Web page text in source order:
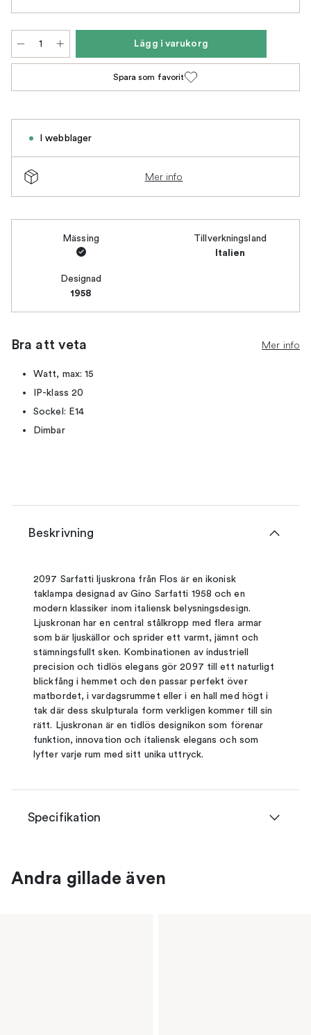
Lägg i varukorg
Spara som favorit
I webblager
Mer info
Mässing Tillverkningsland
Italien
Designad
1958
Bra att veta Mer info
Watt, max: 15
IP-klass 20
Sockel: E14
Dimbar
Beskrivning
2097 Sarfatti ljuskrona från Flos är en ikonisk
taklampa designad av Gino Sarfatti 1958 och en
modern klassiker inom italiensk belysningsdesign.
Ljuskronan har en central stålkropp med flera armar
som bär ljuskällor och sprider ett varmt, jämnt och
stämningsfullt sken. Kombinationen av industriell
precision och tidlös elegans gör 2097 till ett naturligt
blickfång i hemmet och den passar perfekt över
matbordet, i vardagsrummet eller i en hall med högt i
tak där dess skulpturala form verkligen kommer till sin
rätt. Ljuskronan är en tidlös designikon som förenar
funktion, innovation och italiensk elegans och som
lyfter varje rum med sitt unika uttryck.
Specifikation
Andra gillade även